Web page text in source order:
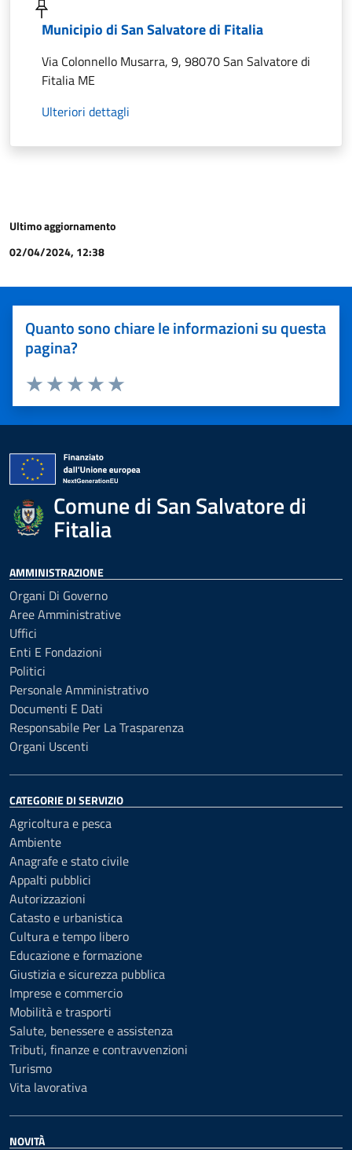
Municipio di San Salvatore di Fitalia
Via Colonnello Musarra, 9, 98070 San Salvatore di
Fitalia ME
Ulteriori dettagli
Ultimo aggiornamento
02/04/2024, 12:38
Quanto sono chiare le informazioni su questa
pagina?
Valuta 5 stelle su 5
Valuta 4 stelle su 5
Valuta 3 stelle su 5
Valuta 2 stelle su 5
Valuta 1 stelle su 5
Comune di San Salvatore di
Fitalia
AMMINISTRAZIONE
Organi Di Governo
Aree Amministrative
Uffici
Enti E Fondazioni
Politici
Personale Amministrativo
Documenti E Dati
Responsabile Per La Trasparenza
Organi Uscenti
CATEGORIE DI SERVIZIO
Agricoltura e pesca
Ambiente
Anagrafe e stato civile
Appalti pubblici
Autorizzazioni
Catasto e urbanistica
Cultura e tempo libero
Educazione e formazione
Giustizia e sicurezza pubblica
Imprese e commercio
Mobilità e trasporti
Salute, benessere e assistenza
Tributi, finanze e contravvenzioni
Turismo
Vita lavorativa
NOVITÀ